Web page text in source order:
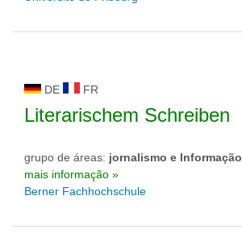
DE FR
Literarischem Schreiben
grupo de áreas: jornalismo e Informação
mais informação »
Berner Fachhochschule